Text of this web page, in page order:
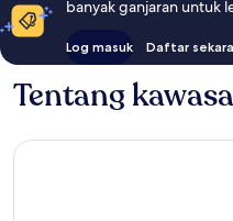
banyak ganjaran untuk
Log masuk Daftar
Tentang